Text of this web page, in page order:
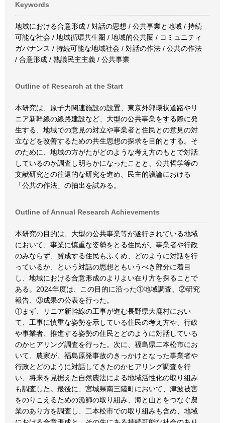
Keywords
地域における合意形成 / 対話の思想 / 公共事業と地域 / 持続
可能な社会 / 地域循環共生圏 / 地域的公共圏 / コミュニティ
ガバナンス / 持続可能な地域社会 / 対話の作法 / 公共の作法
/ 合意形成 / 熟議民主主義 / 公共事業
Outline of Research at the Start
本研究は、原子力関連施設の設置、東京外郭環状道路やリ
ニア新幹線の線路建設など、大型の公共事業をする際に発
生する、地域での意見の対立や事業者と住民との意見の対
立などを改善するための共生思想の探求を目的とする。そ
のために、地域の方がたがどのような考え方のもとで対話
しているのか調査し明らかになったことと、公共哲学等の
文献研究との往還的な研究を進め、民主的議論における
「公共の作法」の抽出を試みる。
Outline of Annual Research Achievements
本研究の目的は、大型の公共事業等が遂行されている地域
において、事業に慎重な姿勢をとる住民が、事業者や行政
のみならず、賛成する住民もふくめ、どのように対話を行
っているか、という対話の思想ともいうべき部分に着目
し、地域における合意形成のよりよい在り方を探ることで
ある。2024年度は、この目的に沿った①地域調査、②研究
報告、③成果の公表を行った。
①まず、リニア新幹線の工事が進む長野県大鹿村におい
て、工事に慎重な姿勢を示している住民の考え方や、行政
や事業者、推進する姿勢の住民とどのように対話している
のかヒアリング調査を行った。次に、福島県二本松市にお
いて、農家が、福島原発事故のきっかけとなった事業者や
行政とどのように対話してきたのかヒアリング調査を行
い、将来を見据えた自然農法による地域活性化の取り組み
も調査した。最後に、宮城県南三陸町において、津波被害
をのりこえるための漁師の取り組み、海と山とをつなぐ農
業のあり方を調査し、二本松市での取り組みも含め、地域